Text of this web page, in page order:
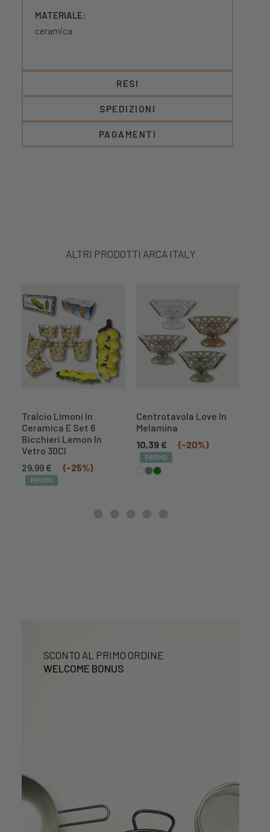
MATERIALE:
ceramica
RESI
SPEDIZIONI
PAGAMENTI
ALTRI PRODOTTI ARCA ITALY
Tralcio Limoni In
Ceramica E Set 6
Bicchieri Lemon In
Vetro 30Cl
Il
prezzo
originale
29,99€
prezzo
(-25%)
PROMO
Centrotavola Love In
Melamina
10,39 € (-20%)
PROMO
SCONTO AL PRIMO ORDINE
WELCOME BONUS